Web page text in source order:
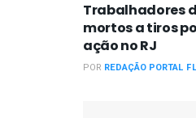
Trabalhadores
mortos a tiros
ação no RJ
POR REDAÇÃO PORTAL